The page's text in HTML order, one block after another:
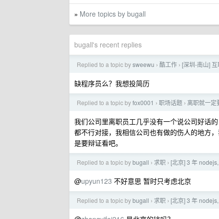
» More topics by bugall
bugall's recent replies
Replied to a topic bysweewu › 酷工作 › [深圳-南山]
缺程序员么？我想投简历
Replied to a topic byfox0001 › 职场话题 › 离职就一定
我们公司里离职员工几乎没有一个说公司好话
都不行对接，我相信公司也有做的伤人的地方
是要辩证看吧。
Replied to a topic bybugall › 求职 › [北京] 3 年
@upyun123 不好意思 暂时只考虑北京
Replied to a topic bybugall › 求职 › [北京] 3 年